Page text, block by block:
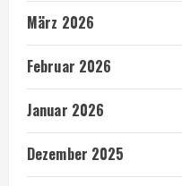
März 2026
Februar 2026
Januar 2026
Dezember 2025